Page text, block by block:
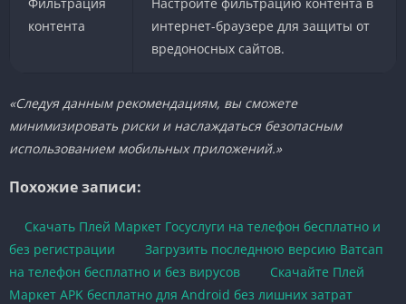
контента
интернет-браузере для защиты от
вредоносных сайтов.
«Следуя данным рекомендациям, вы сможете
минимизировать риски и наслаждаться безопасным
использованием мобильных приложений.»
Похожие записи:
Скачать Плей Маркет Госуслуги на телефон бесплатно и
без регистрации
Загрузить последнюю версию Ватсап
на телефон бесплатно и без вирусов
Скачайте Плей
Маркет APK бесплатно для Android без лишних затрат